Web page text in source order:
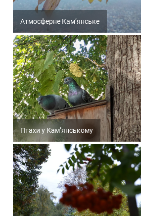
Атмосферне Кам’янське
Птахи у Кам’янському